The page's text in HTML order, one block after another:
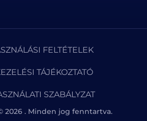
FELTÉTELEK
TÁJÉKOZTATÓ
SZABÁLYZAT
2026 . Minden jog fenntartva.